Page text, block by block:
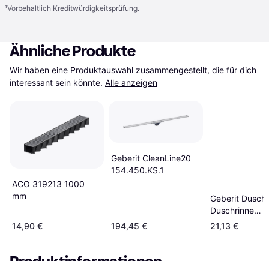
¹Vorbehaltlich Kreditwürdigkeitsprüfung.
Ähnliche Produkte
Wir haben eine Produktauswahl zusammengestellt, die für dich
interessant sein könnte. Alle anzeigen
ACO 319213 1000
mm
14,90 €
Geberit CleanLine20
154.450.KS.1
194,45 €
Geberit
Duschrinne
cleanline60
21,13 €